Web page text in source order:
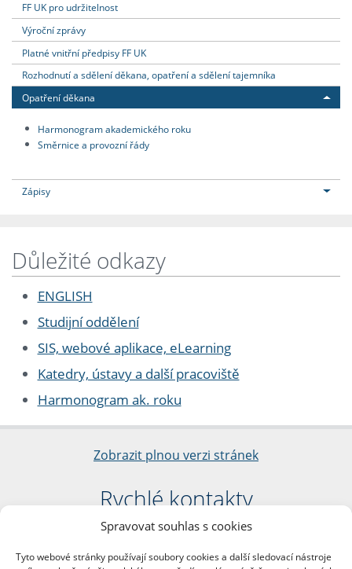
Spravovat souhlas s cookies
Tyto webové stránky používají soubory cookies a další sledovací nástroje
FF UK pro udržitelnost
Výroční zprávy
Platné vnitřní předpisy FF UK
Rozhodnutí a sdělení děkana, opatření a sdělení tajemníka
Opatření děkana
Harmonogram akademického roku
Směrnice a provozní řády
Zápisy
Důležité odkazy
ENGLISH
Studijní oddělení
SIS, webové aplikace, eLearning
Katedry, ústavy a další pracoviště
Harmonogram ak. roku
Zobrazit plnou verzi stránek
Rychlé kontakty
Filozofická fakulta
nám. Jana Palacha 1/2